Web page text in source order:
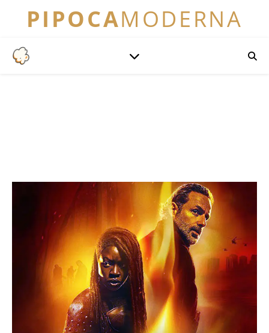
PIPOCAMODERNA